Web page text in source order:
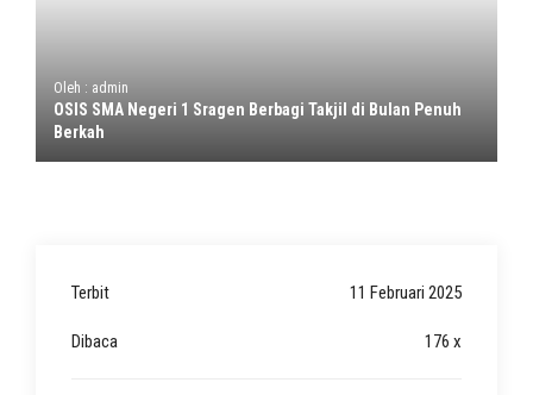
Oleh : admin
OSIS SMA Negeri 1 Sragen Berbagi Takjil di Bulan Penuh
Berkah
Terbit 11 Februari 2025
Dibaca 176 x